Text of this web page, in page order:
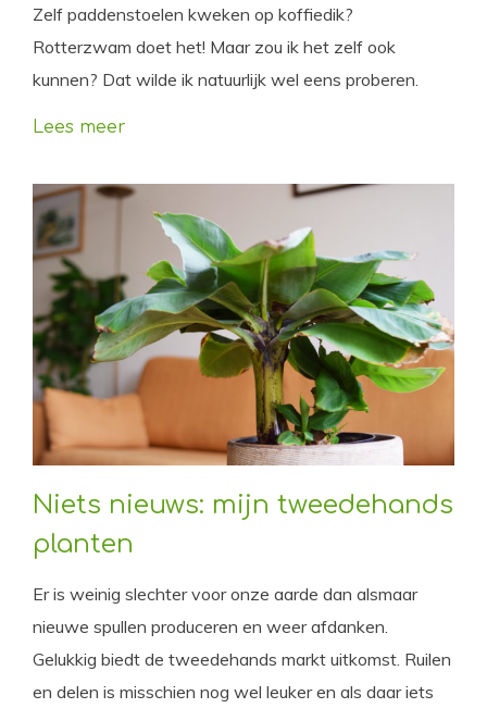
Zelf paddenstoelen kweken op koffiedik?
Rotterzwam doet het! Maar zou ik het zelf ook
kunnen? Dat wilde ik natuurlijk wel eens proberen.
Lees meer
Niets nieuws: mijn tweedehands
planten
Er is weinig slechter voor onze aarde dan alsmaar
nieuwe spullen produceren en weer afdanken.
Gelukkig biedt de tweedehands markt uitkomst. Ruilen
en delen is misschien nog wel leuker en als daar iets